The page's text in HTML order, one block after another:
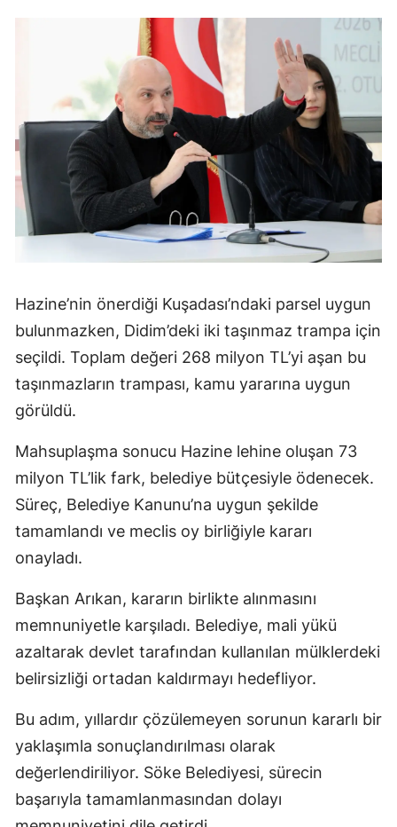
Hazine’nin önerdiği Kuşadası’ndaki parsel uygun
bulunmazken, Didim’deki iki taşınmaz trampa için
seçildi. Toplam değeri 268 milyon TL’yi aşan bu
taşınmazların trampası, kamu yararına uygun
görüldü.
Mahsuplaşma sonucu Hazine lehine oluşan 73
milyon TL’lik fark, belediye bütçesiyle ödenecek.
Süreç, Belediye Kanunu’na uygun şekilde
tamamlandı ve meclis oy birliğiyle kararı
onayladı.
Başkan Arıkan, kararın birlikte alınmasını
memnuniyetle karşıladı. Belediye, mali yükü
azaltarak devlet tarafından kullanılan mülklerdeki
belirsizliği ortadan kaldırmayı hedefliyor.
Bu adım, yıllardır çözülemeyen sorunun kararlı bir
yaklaşımla sonuçlandırılması olarak
değerlendiriliyor. Söke Belediyesi, sürecin
başarıyla tamamlanmasından dolayı